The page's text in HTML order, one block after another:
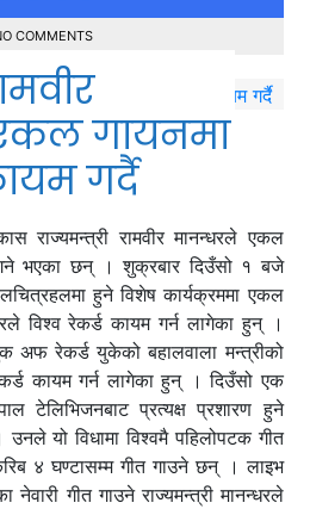
COMMENTS
गायनमा
गर्दै
राज्यमन्त्री रामवीर मानन्धरले एकल
गने भएका छन् । शुक्रबार दिउँसो १ बजे
हुने विशेष कार्यक्रममा एकल
विश्व रेकर्ड कायम गर्न लागेका हुन् ।
अफ रेकर्ड युकेको बहालवाला मन्त्रीको
कायम गर्न लागेका हुन् । दिउँसो एक
टेलिभिजनबाट प्रत्यक्ष प्रशारण हुने
उनले यो विधामा विश्वमै पहिलोपटक गीत
४ घण्टासम्म गीत गाउने छन् । लाइभ
नेवारी गीत गाउने राज्यमन्त्री मानन्धरले